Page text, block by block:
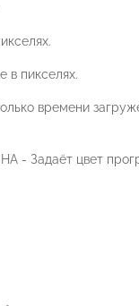
в пикселях.
времени
- Задаёт цвет